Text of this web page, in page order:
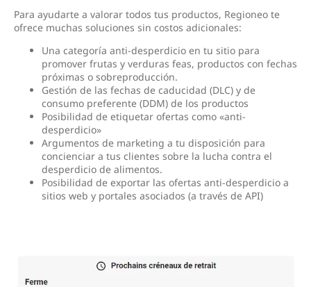
Para ayudarte a valorar todos tus productos, Regioneo te
ofrece muchas soluciones sin costos adicionales:
Una categoría anti-desperdicio en tu sitio para
promover frutas y verduras feas, productos con fechas
próximas o sobreproducción.
Gestión de las fechas de caducidad (DLC) y de
consumo preferente (DDM) de los productos
Posibilidad de etiquetar ofertas como «anti-
desperdicio»
Argumentos de marketing a tu disposición para
concienciar a tus clientes sobre la lucha contra el
desperdicio de alimentos.
Posibilidad de exportar las ofertas anti-desperdicio a
sitios web y portales asociados (a través de API)